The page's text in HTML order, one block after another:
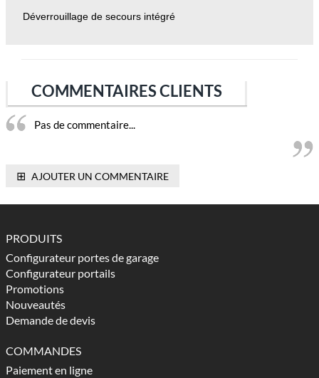
Déverrouillage de secours intégré
COMMENTAIRES CLIENTS
Pas de commentaire...
⊞ AJOUTER UN COMMENTAIRE
PRODUITS
Configurateur portes de garage
Configurateur portails
Promotions
Nouveautés
Demande de devis
COMMANDES
Paiement en ligne